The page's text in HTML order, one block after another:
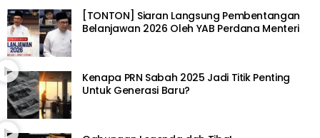
[TONTON] Siaran Langsung Pembentangan
Belanjawan 2026 Oleh YAB Perdana Menteri
Kenapa PRN Sabah 2025 Jadi Titik Penting
Untuk Generasi Baru?